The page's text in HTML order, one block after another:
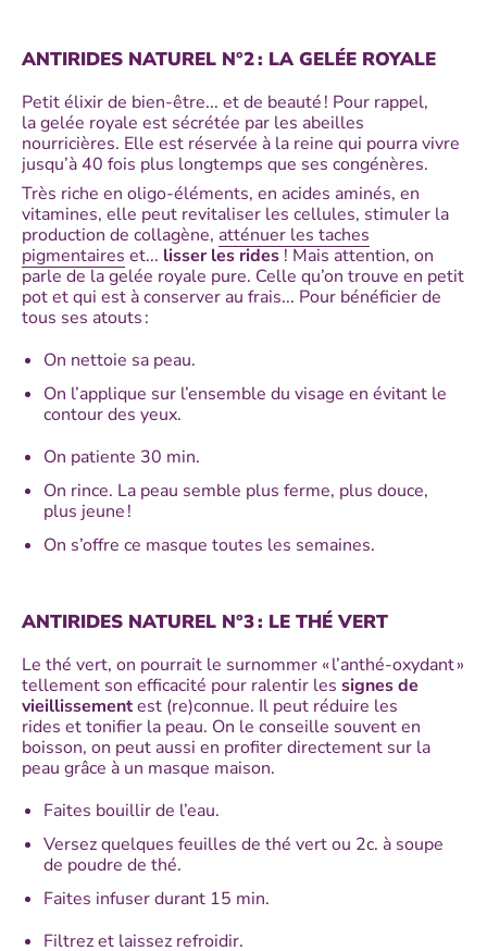
ANTIRIDES NATUREL N°2 : LA GELÉE ROYALE
Petit élixir de bien-être... et de beauté ! Pour rappel,
la gelée royale est sécrétée par les abeilles
nourricières. Elle est réservée à la reine qui pourra vivre
jusqu’à 40 fois plus longtemps que ses congénères.
Très riche en oligo-éléments, en acides aminés, en
vitamines, elle peut revitaliser les cellules, stimuler la
production de collagène, atténuer les taches
pigmentaires et... lisser les rides ! Mais attention, on
parle de la gelée royale pure. Celle qu’on trouve en petit
pot et qui est à conserver au frais... Pour bénéficier de
tous ses atouts :
On nettoie sa peau.
On l’applique sur l’ensemble du visage en évitant le
contour des yeux.
On patiente 30 min.
On rince. La peau semble plus ferme, plus douce,
plus jeune !
On s’offre ce masque toutes les semaines.
ANTIRIDES NATUREL N°3 : LE THÉ VERT
Le thé vert, on pourrait le surnommer « l’anthé-oxydant »
tellement son efficacité pour ralentir les signes de
vieillissementest (re)connue. Il peut réduire les
rides et tonifier la peau. On le conseille souvent en
boisson, on peut aussi en profiter directement sur la
peau grâce à un masque maison.
Faites bouillir de l’eau.
Versez quelques feuilles de thé vert ou 2c. à soupe
de poudre de thé.
Faites infuser durant 15 min.
Filtrez et laissez refroidir.